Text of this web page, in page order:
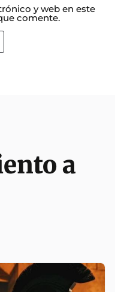
y web en este
comente.
a